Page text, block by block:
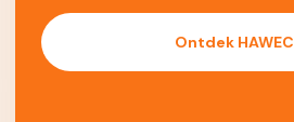
Ontdek HAWEC